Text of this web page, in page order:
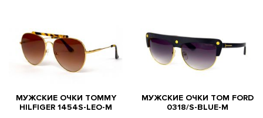
МУЖСКИЕ ОЧКИ TOMMY
HILFIGER 1454S-LEO-M
МУЖСКИЕ ОЧКИ TOM FORD
0318/S-BLUE-M